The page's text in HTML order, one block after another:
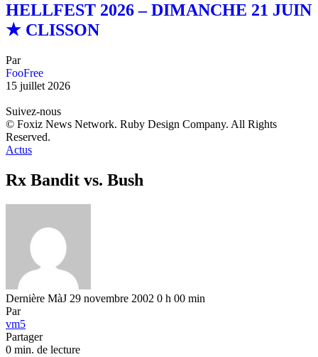
HELLFEST 2026 – DIMANCHE 21 JUIN
★ CLISSON
Par
FooFree
15 juillet 2026
Suivez-nous
© Foxiz News Network. Ruby Design Company. All Rights
Reserved.
Actus
Rx Bandit vs. Bush
Dernière MàJ 29 novembre 2002 0 h 00 min
Par
vm5
Partager
0 min. de lecture